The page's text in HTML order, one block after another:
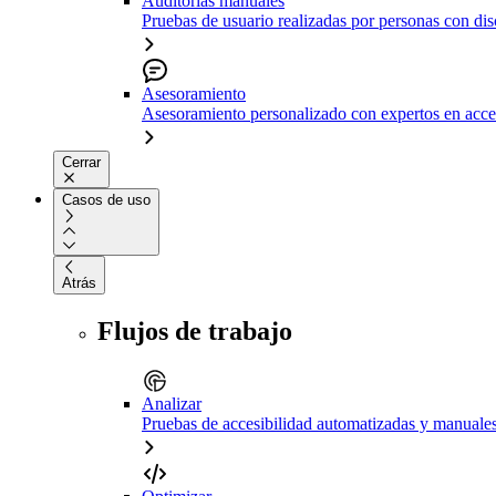
Pruebas de usuario realizadas por personas con
Asesoramiento
Asesoramiento personalizado con expertos en
Cerrar
Casos de uso
Atrás
Flujos de trabajo
Analizar
Pruebas de accesibilidad automatizadas y